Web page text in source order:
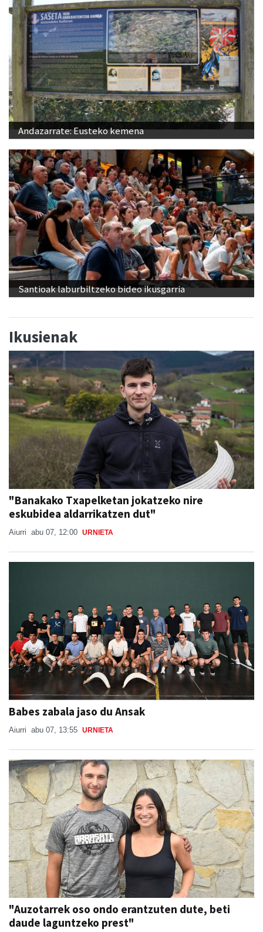
Andazarrate: Eusteko kemena
Santioak laburbiltzeko bideo ikusgarria
Ikusienak
"Banakako Txapelketan jokatzeko nire
eskubidea aldarrikatzen dut"
Aiurri abu 07, 12:00 URNIETA
Babes zabala jaso du Ansak
Aiurri abu 07, 13:55 URNIETA
"Auzotarrek oso ondo erantzuten dute, beti
daude laguntzeko prest"